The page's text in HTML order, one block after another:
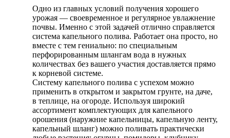
Одно из главных условий получения хорошего
урожая — своевременное и регулярное увлажнение
почвы. Именно с этой задачей отлично справляется
система капельного полива. Работает она просто, но
вместе с тем гениально: по специальным
перфорированным шлангам вода в нужных
количествах без вашего участия доставляется прямо
к корневой системе.
Систему капельного полива с успехом можно
применить в открытом и закрытом грунте, на даче,
в теплице, на огороде. Используя широкий
ассортимент комплектующих для капельного
орошения (наружние капельницы, капельную ленту,
капельный шланг) можно поливать практически